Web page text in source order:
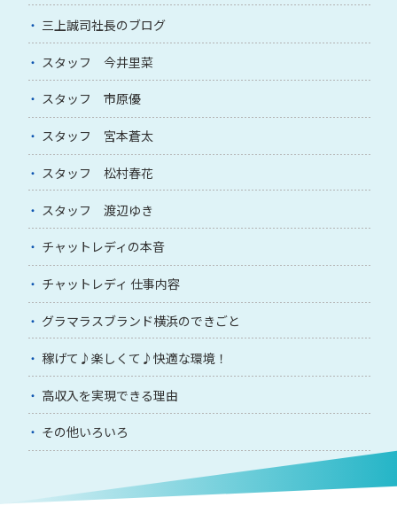
三上誠司社長のブログ
スタッフ 今井里菜
スタッフ 市原優
スタッフ 宮本蒼太
スタッフ 松村春花
スタッフ 渡辺ゆき
チャットレディの本音
チャットレディ 仕事内容
グラマラスブランド横浜のできごと
稼げて♪楽しくて♪快適な環境！
高収入を実現できる理由
その他いろいろ